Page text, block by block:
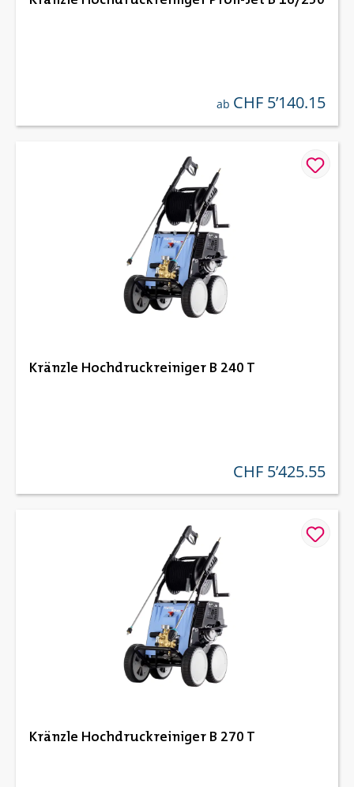
regulärer preis:
ab CHF 5’140.15
Kränzle Hochdruckreiniger B 240 T
regulärer preis:
CHF 5’425.55
Kränzle Hochdruckreiniger B 270 T